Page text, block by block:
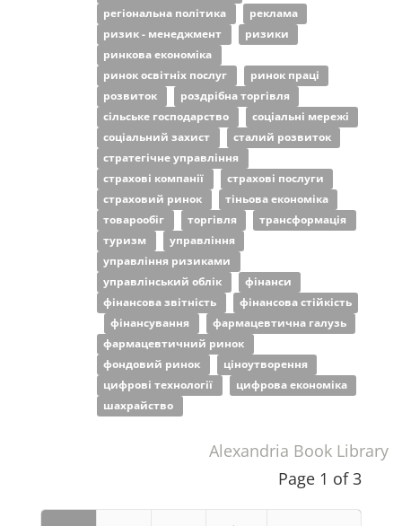
регіональна політика
реклама
ризик - менеджмент
ризики
ринкова економіка
ринок освітніх послуг
ринок праці
розвиток
роздрібна торгівля
сільське господарство
соціальні мережі
соціальний захист
сталий розвиток
стратегічне управління
страхові компанії
страхові послуги
страховий ринок
тіньова економіка
товарообіг
торгівля
трансформація
туризм
управління
управління ризиками
управлінський облік
фінанси
фінансова звітність
фінансова стійкість
фінансування
фармацевтична галузь
фармацевтичний ринок
фондовий ринок
ціноутворення
цифрові технології
цифрова економіка
шахрайство
Alexandria Book Library
Page 1 of 3